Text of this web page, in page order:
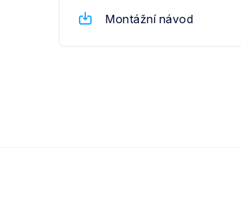
Montážní návod